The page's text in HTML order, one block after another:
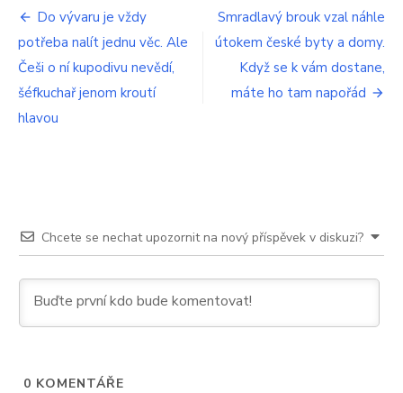
kterém
se
moc
neví
Navigace
pro
příspěvek
Do vývaru je vždy
potřeba nalít jednu věc. Ale
Češi o ní kupodivu nevědí,
šéfkuchař jenom kroutí
hlavou
Smradlavý brouk vzal náhle
útokem české byty a domy.
Když se k vám dostane,
máte ho tam napořád
Chcete se nechat upozornit na nový příspěvek v diskuzi?
0 KOMENTÁŘE